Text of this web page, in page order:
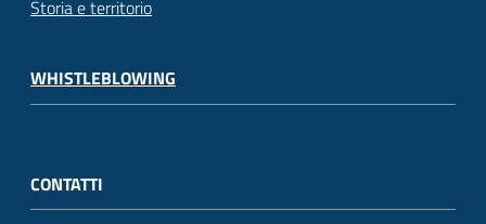
Storia e territorio
WHISTLEBLOWING
CONTATTI